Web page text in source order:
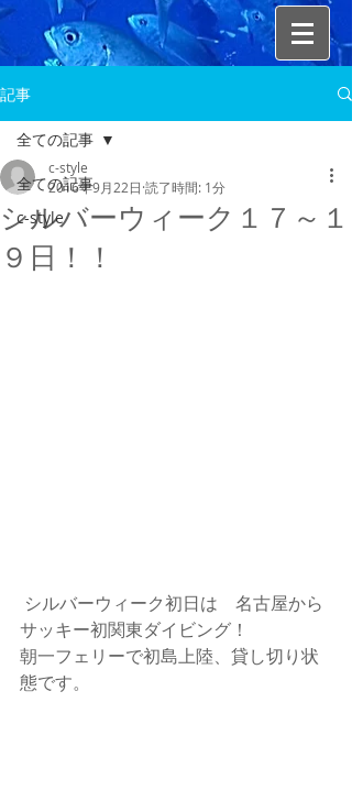
記事
全ての記事
c-style
全ての記事
シルバーウィーク１７～１
９日！！
c-style
2016年9月22日 読了時間: 1分
サッキー初関東ダイビング！
朝一フェリーで初島上陸、貸し切り状
態です。